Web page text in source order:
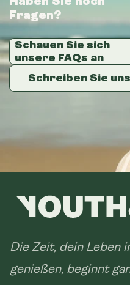
Fragen?
Schauen Sie sich
unsere FAQs an
Schreiben Sie uns
Fragen?
Schauen Sie sich
unsere FAQs an
Schreiben Sie uns
Fragen?
Schauen Sie sich
unsere FAQs an
Schreiben Sie uns
Die Zeit, dein Leben
genießen, beginnt